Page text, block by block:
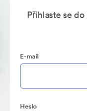
Přihlaste se
E-mail
Heslo